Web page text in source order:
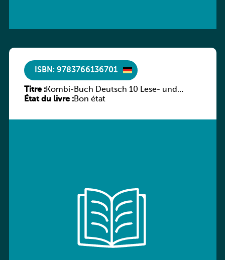
ISBN: 9783766136701
Titre :Kombi-Buch Deutsch 10 Lese- und
Sprachbuch
État du livre :Bon état